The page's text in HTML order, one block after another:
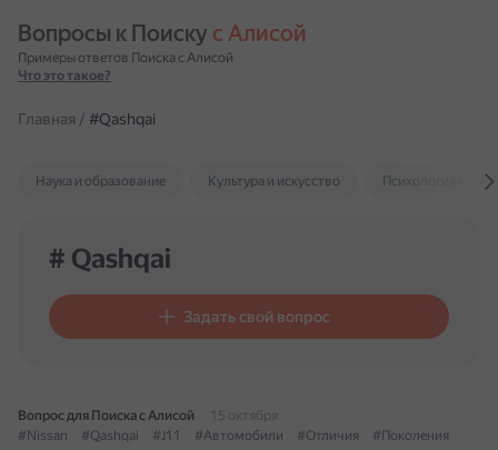
Вопросы к Поиску с Алисой
Примеры ответов Поиска с Алисой
Что это такое?
Главная / #Qashqai
Наука и образование Культура и искусство Психология и
# Qashqai
Задать свой вопрос
Вопрос для Поиска с Алисой
15 октября
#Nissan
#Qashqai #J11 #Автомобили #Отличия #Поколения